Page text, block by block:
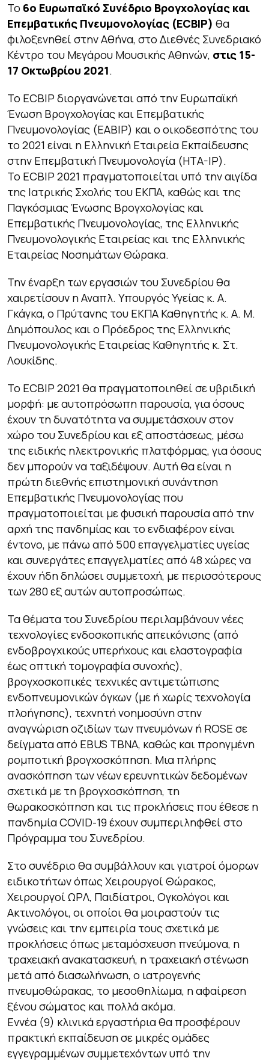
Το 6ο Ευρωπαϊκό Συνέδριο Βρογχολογίας και
Επεμβατικής Πνευμονολογίας (ECBIP) θα
φιλοξενηθεί στην Αθήνα, στο Διεθνές Συνεδριακό
Κέντρο του Μεγάρου Μουσικής Αθηνών, στις 15-
17 Οκτωβρίου 2021.
Το ECBIP διοργανώνεται από την Ευρωπαϊκή
Ένωση Βρογχολογίας και Επεμβατικής
Πνευμονολογίας (EABIP) και ο οικοδεσπότης του
το 2021 είναι η Ελληνική Εταιρεία Εκπαίδευσης
στην Επεμβατική Πνευμονολογία (HTA-IP).
Το ECBIP 2021 πραγματοποιείται υπό την αιγίδα
της Ιατρικής Σχολής του ΕΚΠΑ, καθώς και της
Παγκόσμιας Ένωσης Βρογχολογίας και
Επεμβατικής Πνευμονολογίας, της Ελληνικής
Πνευμονολογικής Εταιρείας και της Ελληνικής
Εταιρείας Νοσημάτων Θώρακα.
Την έναρξη των εργασιών του Συνεδρίου θα
χαιρετίσουν η Αναπλ. Υπουργός Υγείας κ. A.
Γκάγκα, ο Πρύτανης του ΕΚΠΑ Καθηγητής κ. Α. Μ.
Δημόπουλος και ο Πρόεδρος της Ελληνικής
Πνευμονολογικής Εταιρείας Καθηγητής κ. Στ.
Λουκίδης.
Το ECBIP 2021 θα πραγματοποιηθεί σε υβριδική
μορφή: με αυτοπρόσωπη παρουσία, για όσους
έχουν τη δυνατότητα να συμμετάσχουν στον
χώρο του Συνεδρίου και εξ αποστάσεως, μέσω
της ειδικής ηλεκτρονικής πλατφόρμας, για όσους
δεν μπορούν να ταξιδέψουν. Αυτή θα είναι η
πρώτη διεθνής επιστημονική συνάντηση
Επεμβατικής Πνευμονολογίας που
πραγματοποιείται με φυσική παρουσία από την
αρχή της πανδημίας και το ενδιαφέρον είναι
έντονο, με πάνω από 500 επαγγελματίες υγείας
και συνεργάτες επαγγελματίες από 48 χώρες να
έχουν ήδη δηλώσει συμμετοχή, με περισσότερους
των 280 εξ αυτών αυτοπροσώπως.
Τα θέματα του Συνεδρίου περιλαμβάνουν νέες
τεχνολογίες ενδοσκοπικής απεικόνισης (από
ενδοβρογχικούς υπερήχους και ελαστογραφία
έως οπτική τομογραφία συνοχής),
βρογχοσκοπικές τεχνικές αντιμετώπισης
ενδοπνευμονικών όγκων (με ή χωρίς τεχνολογία
πλοήγησης), τεχνητή νοημοσύνη στην
αναγνώριση οζιδίων των πνευμόνων ή ROSE σε
δείγματα από EBUS TBNA, καθώς και προηγμένη
ρομποτική βρογχοσκόπηση. Μια πλήρης
ανασκόπηση των νέων ερευνητικών δεδομένων
σχετικά με τη βρογχοσκόπηση, τη
θωρακοσκόπηση και τις προκλήσεις που έθεσε η
πανδημία COVID-19 έχουν συμπεριληφθεί στο
Πρόγραμμα του Συνεδρίου.
Στο συνέδριο θα συμβάλλουν και γιατροί όμορων
ειδικοτήτων όπως Χειρουργοί Θώρακος,
Χειρουργοί ΩΡΛ, Παιδίατροι, Ογκολόγοι και
Ακτινολόγοι, οι οποίοι θα μοιραστούν τις
γνώσεις και την εμπειρία τους σχετικά με
προκλήσεις όπως μεταμόσχευση πνεύμονα, η
τραχειακή ανακατασκευή, η τραχειακή στένωση
μετά από διασωλήνωση, ο ιατρογενής
πνευμοθώρακας, το μεσοθηλίωμα, η αφαίρεση
ξένου σώματος και πολλά ακόμα.
Εννέα (9) κλινικά εργαστήρια θα προσφέρουν
πρακτική εκπαίδευση σε μικρές ομάδες
εγγεγραμμένων συμμετεχόντων υπό την